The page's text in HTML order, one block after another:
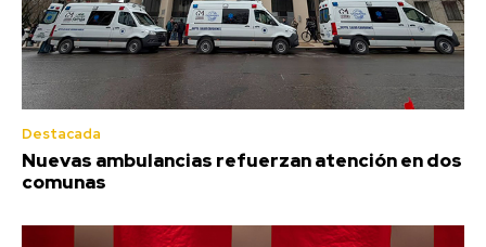
Destacada
Nuevas ambulancias refuerzan atención en dos
comunas